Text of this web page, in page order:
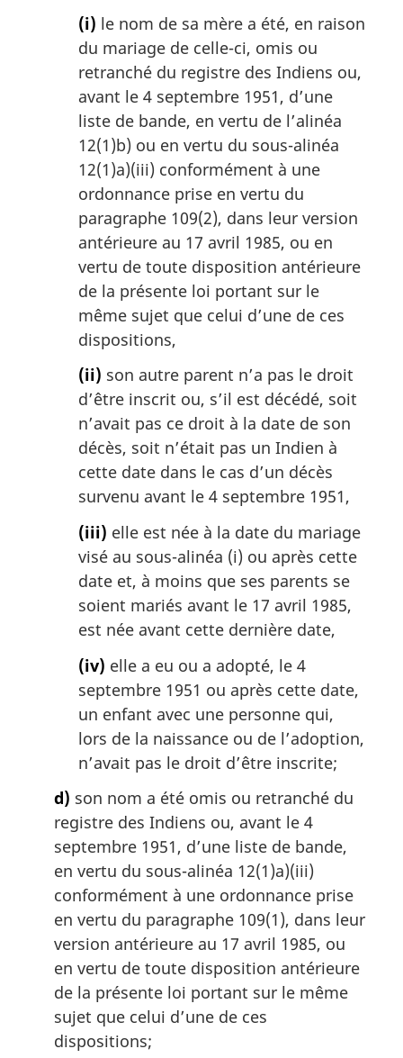
(i) le nom de sa mère a été, en raison
du mariage de celle-ci, omis ou
retranché du registre des Indiens ou,
avant le 4 septembre 1951, d’une
liste de bande, en vertu de l’alinéa
12(1)b) ou en vertu du sous-alinéa
12(1)a)(iii) conformément à une
ordonnance prise en vertu du
paragraphe 109(2), dans leur version
antérieure au 17 avril 1985, ou en
vertu de toute disposition antérieure
de la présente loi portant sur le
même sujet que celui d’une de ces
dispositions,
(ii) son autre parent n’a pas le droit
d’être inscrit ou, s’il est décédé, soit
n’avait pas ce droit à la date de son
décès, soit n’était pas un Indien à
cette date dans le cas d’un décès
survenu avant le 4 septembre 1951,
(iii) elle est née à la date du mariage
visé au sous-alinéa (i) ou après cette
date et, à moins que ses parents se
soient mariés avant le 17 avril 1985,
est née avant cette dernière date,
(iv) elle a eu ou a adopté, le 4
septembre 1951 ou après cette date,
un enfant avec une personne qui,
lors de la naissance ou de l’adoption,
n’avait pas le droit d’être inscrite;
d) son nom a été omis ou retranché du
registre des Indiens ou, avant le 4
septembre 1951, d’une liste de bande,
en vertu du sous-alinéa 12(1)a)(iii)
conformément à une ordonnance prise
en vertu du paragraphe 109(1), dans leur
version antérieure au 17 avril 1985, ou
en vertu de toute disposition antérieure
de la présente loi portant sur le même
sujet que celui d’une de ces
dispositions;